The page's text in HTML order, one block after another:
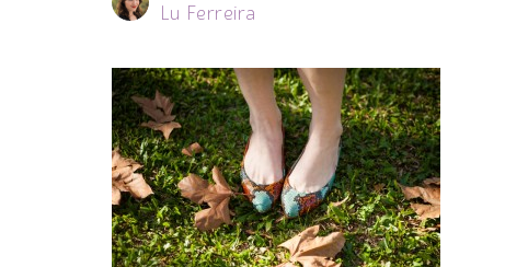
Lu Ferreira